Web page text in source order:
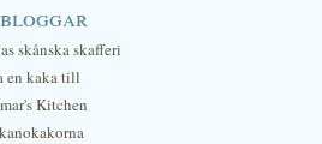
skånska skafferi
en kaka till
Kitchen